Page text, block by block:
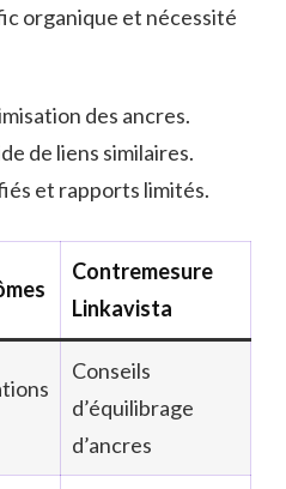
organique et nécessité
des ancres.
de liens similaires.
et rapports limités.
Contremesure
Linkavista
Conseils
d’équilibrage
d’ancres